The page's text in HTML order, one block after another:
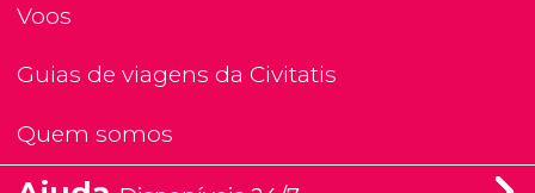
Voos
Guias de viagens da Civitatis
Quem somos